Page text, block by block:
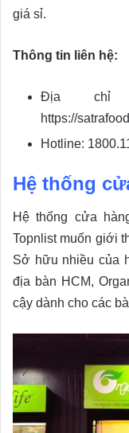
giá sỉ.
Thông tin liên hệ:
Địa chỉ
https://
Hotline:
Hệ thống
Hệ thống cửa
Topnlist muốn giới
Sở hữu nhiều của
địa bàn HCM,
cậy dành cho các